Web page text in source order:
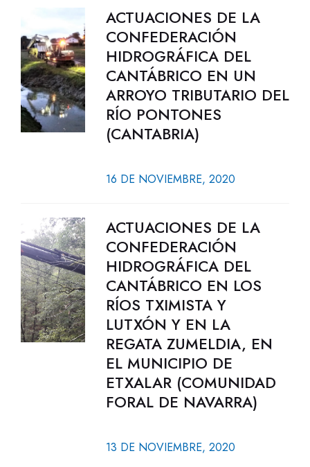
ACTUACIONES DE LA
CONFEDERACIÓN
HIDROGRÁFICA DEL
CANTÁBRICO EN UN
ARROYO TRIBUTARIO DEL
RÍO PONTONES
(CANTABRIA)
16 DE NOVIEMBRE, 2020
ACTUACIONES DE LA
CONFEDERACIÓN
HIDROGRÁFICA DEL
CANTÁBRICO EN LOS
RÍOS TXIMISTA Y
LUTXÓN Y EN LA
REGATA ZUMELDIA, EN
EL MUNICIPIO DE
ETXALAR (COMUNIDAD
FORAL DE NAVARRA)
13 DE NOVIEMBRE, 2020